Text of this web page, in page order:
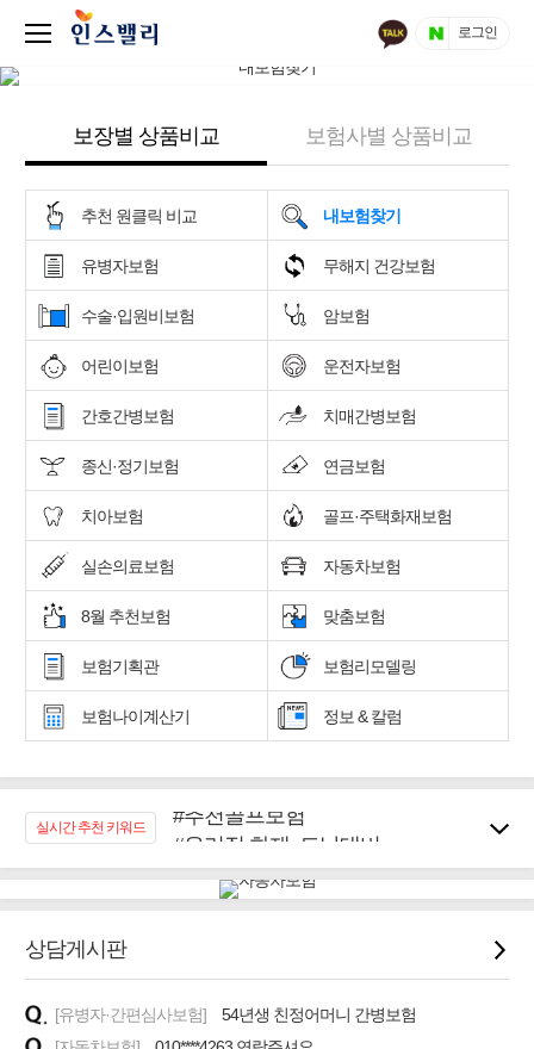
로그인
보장별 상품비교 보험사별 상품비교
추천 원클릭 비교 내보험찾기
유병자보험 무해지 건강보험
수술·입원비보험 암보험
어린이보험 운전자보험
간호간병보험 치매간병보험
종신·정기보험 연금보험
치아보험 골프·주택화재보험
실손의료보험 자동차보험
8월 추천보험 맞춤보험
보험기획관 보험리모델링
보험나이계산기 정보 & 칼럼
실시간 추천 키워드
#우리집 화재, 도난대비
#노후대비 연금재테크!
#임플란트, 치아치료보장
#무해지 건강보험
#바뀌기전에 4세대 가입
상담게시판
[유병자·간편심사보험]
54년생 친정어머니 간병보험